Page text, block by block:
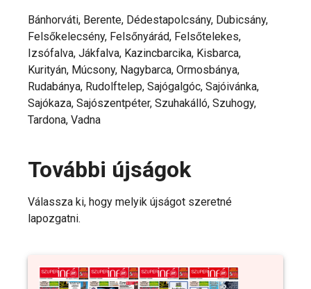
Bánhorváti, Berente, Dédestapolcsány, Dubicsány,
Felsőkelecsény, Felsőnyárád, Felsőtelekes,
Izsófalva, Jákfalva, Kazincbarcika, Kisbarca,
Kurityán, Múcsony, Nagybarca, Ormosbánya,
Rudabánya, Rudolftelep, Sajógalgóc, Sajóivánka,
Sajókaza, Sajószentpéter, Szuhakálló, Szuhogy,
Tardona, Vadna
További újságok
Válassza ki, hogy melyik újságot szeretné
lapozgatni.